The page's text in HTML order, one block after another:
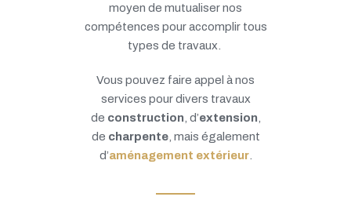
moyen de mutualiser nos
compétences pour accomplir tous
types de travaux.
Vous pouvez faire appel à nos
services pour divers travaux
de construction , d’extension
de charpente, mais également
d’aménagement extérieur.